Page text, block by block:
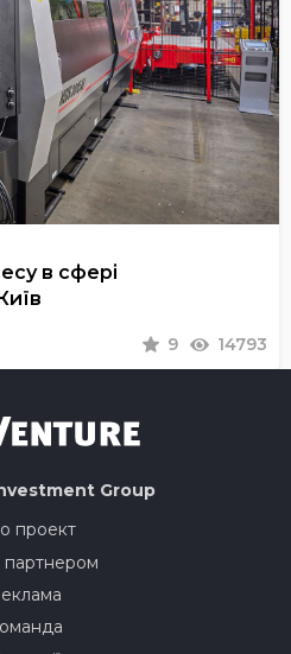
в сфері
9 14793
Group
проект
партнером